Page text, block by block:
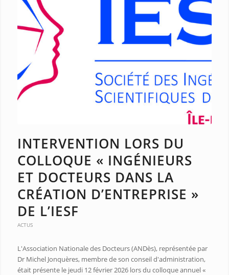
INTERVENTION LORS DU
COLLOQUE « INGÉNIEURS
ET DOCTEURS DANS LA
CRÉATION D’ENTREPRISE »
DE L’IESF
ACTUS
L'Association Nationale des Docteurs (ANDès), représentée par
Dr Michel Jonquères, membre de son conseil d'administration,
était présente le jeudi 12 février 2026 lors du colloque annuel «